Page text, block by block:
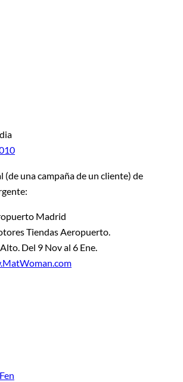
(de una campaña de un cliente) de
Madrid
Tiendas Aeropuerto.
Del 9 Nov al 6 Ene.